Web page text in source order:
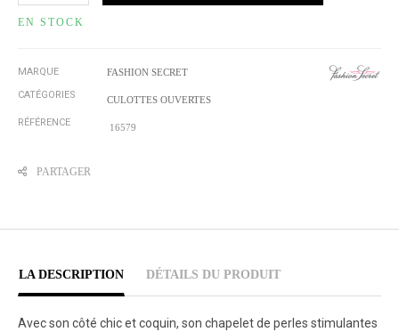
EN STOCK
MARQUE FASHION SECRET
CATÉGORIES CULOTTES OUVERTES
RÉFÉRENCE 16579
PARTAGER
LA DESCRIPTION DÉTAILS DU PRODUIT
Avec son côté chic et coquin, son chapelet de perles stimulantes